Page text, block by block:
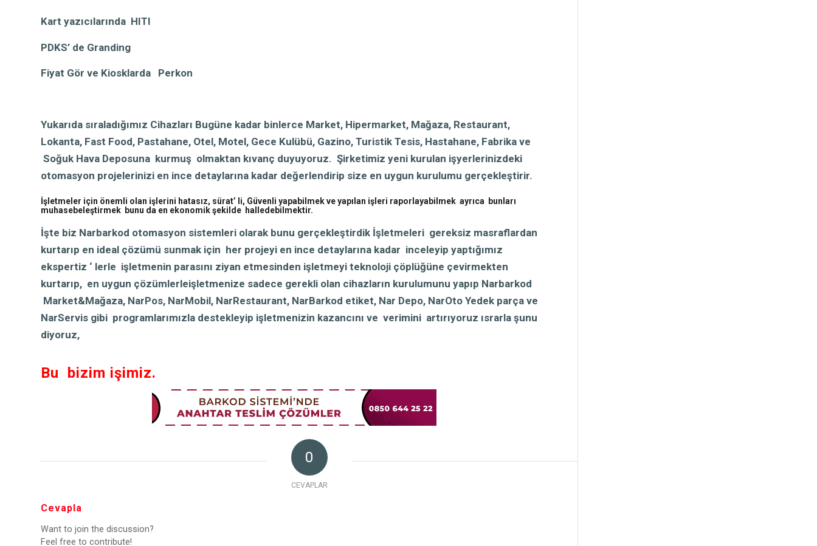
Kart yazıcılarında HITI
PDKS’ de Granding
Fiyat Gör ve Kiosklarda Perkon
Yukarıda sıraladığımız Cihazları Bugüne kadar binlerce Market, Hipermarket, Mağaza, Restaurant,
Lokanta, Fast Food, Pastahane, Otel, Motel, Gece Kulübü, Gazino, Turistik Tesis, Hastahane, Fabrika ve
Soğuk Hava Deposuna kurmuş olmaktan kıvanç duyuyoruz. Şirketimiz yeni kurulan işyerlerinizdeki
otomasyon projelerinizi en ince detaylarına kadar değerlendirip size en uygun kurulumu gerçekleştirir.
İşletmeler için önemli olan işlerini hatasız, sürat’ li, Güvenli yapabilmek ve yapılan işleri raporlayabilmek ayrıca bunları
muhasebeleştirmek bunu da en ekonomik şekilde halledebilmektir.
İşte biz Narbarkod otomasyon sistemleri olarak bunu gerçekleştirdik İşletmeleri gereksiz masraflardan
kurtarıp en ideal çözümü sunmak için her projeyi en ince detaylarına kadar inceleyip yaptığımız
ekspertiz ‘ lerle işletmenin parasını ziyan etmesinden işletmeyi teknoloji çöplüğüne çevirmekten
kurtarıp, en uygun çözümlerleişletmenize sadece gerekli olan cihazların kurulumunu yapıp Narbarkod
Market&Mağaza, NarPos, NarMobil, NarRestaurant, NarBarkod etiket, Nar Depo, NarOto Yedek parça ve
NarServis gibi programlarımızla destekleyip işletmenizin kazancını ve verimini artırıyoruz ısrarla şunu
diyoruz,
Bu bizim işimiz.
0
CEVAPLAR
Cevapla
Want to join the discussion?
Feel free to contribute!